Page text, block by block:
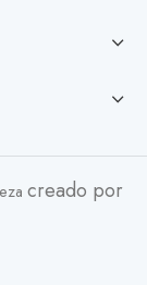
creado por